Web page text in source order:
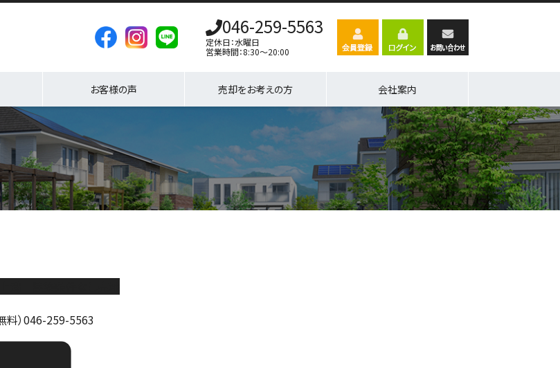
046-259-5563
定休日：水曜日
営業時間：8:30～20:00
お客様の声 売却をお考えの方 会社案内
料）046-259-5563